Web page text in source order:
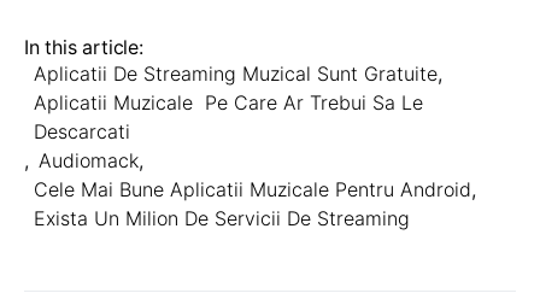
In this article:
Aplicatii De Streaming Muzical Sunt Gratuite,
Aplicatii Muzicale Pe Care Ar Trebui Sa Le
Descarcati
, Audiomack,
Cele Mai Bune Aplicatii Muzicale Pentru Android,
Exista Un Milion De Servicii De Streaming